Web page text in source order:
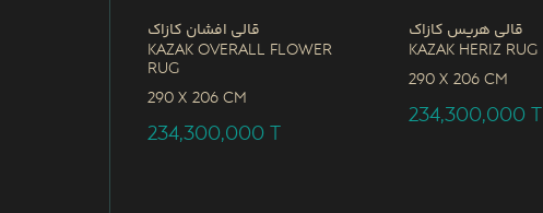
قالی افشان کازاک
Kazak Overall Flower
Rug
290 x 206 CM
234,300,000 T
قالی هریس کازاک
Kazak Heriz Rug
290 x 206 CM
234,300,000 T